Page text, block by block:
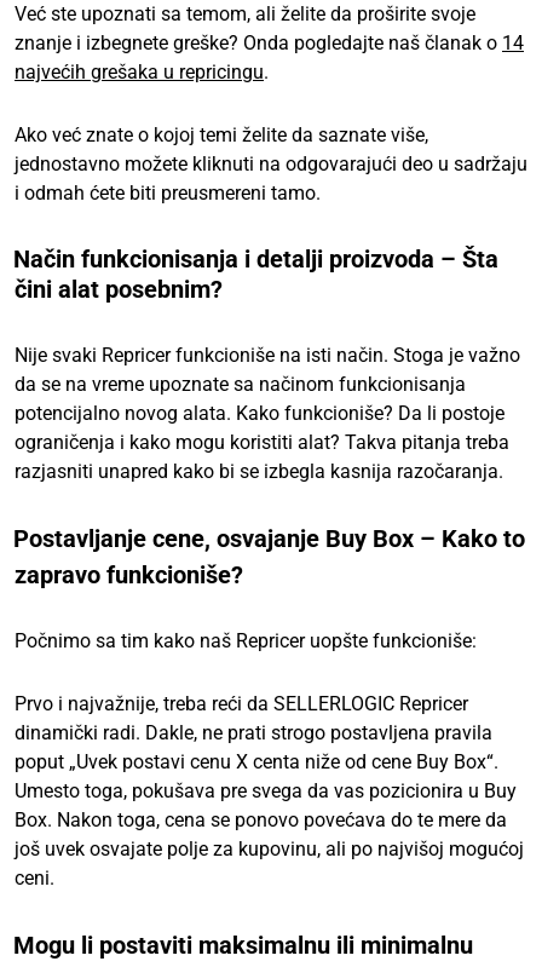
Već ste upoznati sa temom, ali želite da proširite svoje
znanje i izbegnete greške? Onda pogledajte naš članak o 14
najvećih grešaka u repricingu.
Ako već znate o kojoj temi želite da saznate više,
jednostavno možete kliknuti na odgovarajući deo u sadržaju
i odmah ćete biti preusmereni tamo.
Način funkcionisanja i detalji proizvoda – Šta
čini alat posebnim?
Nije svaki Repricer funkcioniše na isti način. Stoga je važno
da se na vreme upoznate sa načinom funkcionisanja
potencijalno novog alata. Kako funkcioniše? Da li postoje
ograničenja i kako mogu koristiti alat? Takva pitanja treba
razjasniti unapred kako bi se izbegla kasnija razočaranja.
Postavljanje cene, osvajanje Buy Box – Kako to
zapravo funkcioniše?
Počnimo sa tim kako naš Repricer uopšte funkcioniše:
Prvo i najvažnije, treba reći da SELLERLOGIC Repricer
dinamički radi. Dakle, ne prati strogo postavljena pravila
poput „Uvek postavi cenu X centa niže od cene Buy Box“.
Umesto toga, pokušava pre svega da vas pozicionira u Buy
Box. Nakon toga, cena se ponovo povećava do te mere da
još uvek osvajate polje za kupovinu, ali po najvišoj mogućoj
ceni.
Mogu li postaviti maksimalnu ili minimalnu